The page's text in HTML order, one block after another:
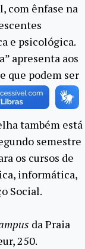
com ênfase na
e psicológica.
apresenta aos
que podem ser
também está
semestre
os cursos de
informática,
Social.
da Praia
250.